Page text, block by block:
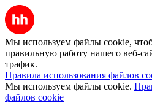
Мы используем файлы cookie,
правильную работу нашего веб-
трафик.
Правила использования файлов
Мы используем файлы cookie.
файлов cookie